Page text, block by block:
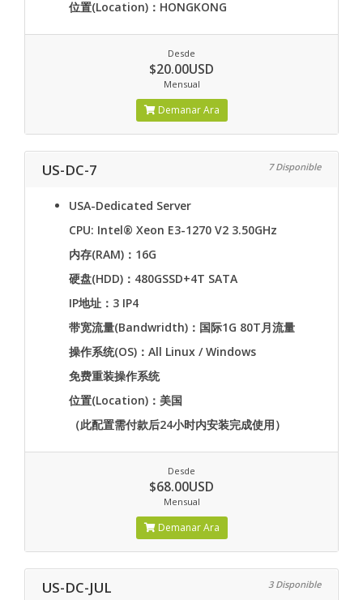
位置(Location)：HONGKONG
Desde
$20.00USD
Mensual
Demanar Ara
US-DC-7 7 Disponible
USA-Dedicated Server
CPU: Intel® Xeon E3-1270 V2 3.50GHz
内存(RAM)：16G
硬盘(HDD)：480GSSD+4T SATA
IP地址：3 IP4
带宽流量(Bandwridth)：国际1G 80T月流量
操作系统(OS)：All Linux / Windows
免费重装操作系统
位置(Location)：美国
（此配置需付款后24小时内安装完成使用）
Desde
$68.00USD
Mensual
Demanar Ara
US-DC-JUL 3 Disponible